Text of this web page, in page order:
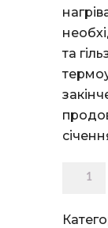
та
SET